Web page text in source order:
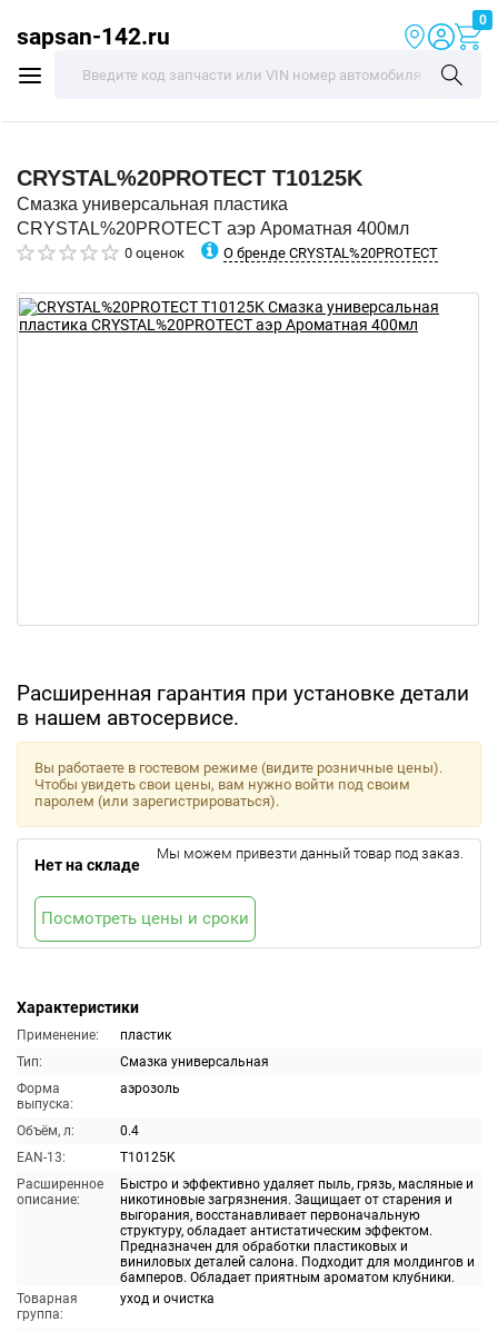
sapsan-142.ru
0
CRYSTAL%20PROTECT T10125K
Смазка универсальная пластика
CRYSTAL%20PROTECT аэр Ароматная 400мл
0 оценок О бренде CRYSTAL%20PROTECT
Расширенная гарантия при установке детали
в нашем автосервисе.
Характеристики
Применение:
пластик
Тип:
Смазка универсальная
Форма
выпуска:
аэрозоль
Объём, л:
0.4
EAN-13:
T10125K
Расширенное
описание:
Быстро и эффективно удаляет пыль, грязь, масляные и
никотиновые загрязнения. Защищает от старения и
выгорания, восстанавливает первоначальную
структуру, обладает антистатическим эффектом.
Предназначен для обработки пластиковых и
виниловых деталей салона. Подходит для молдингов и
бамперов. Обладает приятным ароматом клубники.
Товарная
группа:
уход и очистка
Вы работаете в гостевом режиме (видите розничные цены).
Чтобы увидеть свои цены, вам нужно войти под своим
паролем (или зарегистрироваться).
Нет на складе
Мы можем привезти данный товар под заказ.
Посмотреть цены и сроки